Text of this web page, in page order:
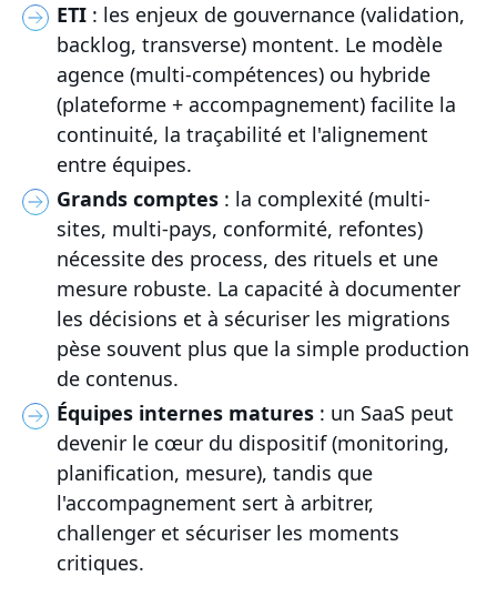
ETI : les enjeux de gouvernance (validation,
backlog, transverse) montent. Le modèle
agence (multi-compétences) ou hybride
(plateforme + accompagnement) facilite la
continuité, la traçabilité et l'alignement
entre équipes.
Grands comptes : la complexité (multi-
sites, multi-pays, conformité, refontes)
nécessite des process, des rituels et une
mesure robuste. La capacité à documenter
les décisions et à sécuriser les migrations
pèse souvent plus que la simple production
de contenus.
Équipes internes matures : un SaaS peut
devenir le cœur du dispositif (monitoring,
planification, mesure), tandis que
l'accompagnement sert à arbitrer,
challenger et sécuriser les moments
critiques.